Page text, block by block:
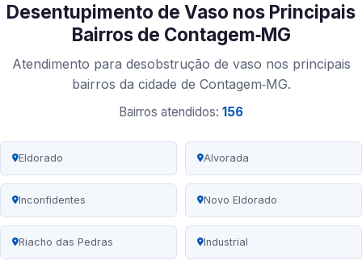
Desentupimento de Vaso nos Principais
Bairros de Contagem‑MG
Atendimento para desobstrução de vaso nos principais
bairros da cidade de Contagem‑MG.
Bairros atendidos: 156
Eldorado Alvorada
Inconfidentes Novo Eldorado
Riacho das Pedras Industrial